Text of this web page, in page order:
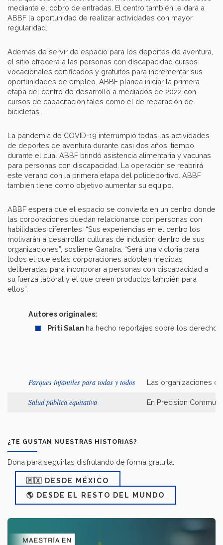
mediante el cobro de entradas. El centro también le dará a
ABBF la oportunidad de realizar actividades con mayor
regularidad.
Además de servir de espacio para los deportes de aventura,
el sitio ofrecerá a las personas con discapacidad cursos
vocacionales certificados y gratuitos para incrementar sus
oportunidades de empleo. ABBF planea iniciar la primera
etapa del centro de desarrollo a mediados de 2022 con
cursos de capacitación tales como el de reparación de
bicicletas.
La pandemia de COVID-19 interrumpió todas las actividades
de deportes de aventura durante casi dos años, tiempo
durante el cual ABBF brindó asistencia alimentaria y vacunas
para personas con discapacidad. La operación se reabrirá
este verano con la primera etapa del polideportivo. ABBF
también tiene como objetivo aumentar su equipo.
ABBF espera que el espacio se convierta en un centro donde
las corporaciones puedan relacionarse con personas con
habilidades diferentes. “Sus experiencias en el centro los
motivarán a desarrollar culturas de inclusión dentro de sus
organizaciones”, sostiene Ganatra. “Será una victoria para
todos el que estas corporaciones adopten medidas
deliberadas para incorporar a personas con discapacidad a
su fuerza laboral y el que creen productos también para
ellos”.
Autores originales:
Priti Salan ha hecho reportajes sobre los derechos
Parques infantiles para todas y todos Las organizaciones
Salud pública equitativa En Precision
¿TE GUSTAN NUESTRAS HISTORIAS?
Dona para seguirlas disfrutando de forma gratuita.
🇲🇽 DESDE MÉXICO
🌎 DESDE EL RESTO DEL MUNDO